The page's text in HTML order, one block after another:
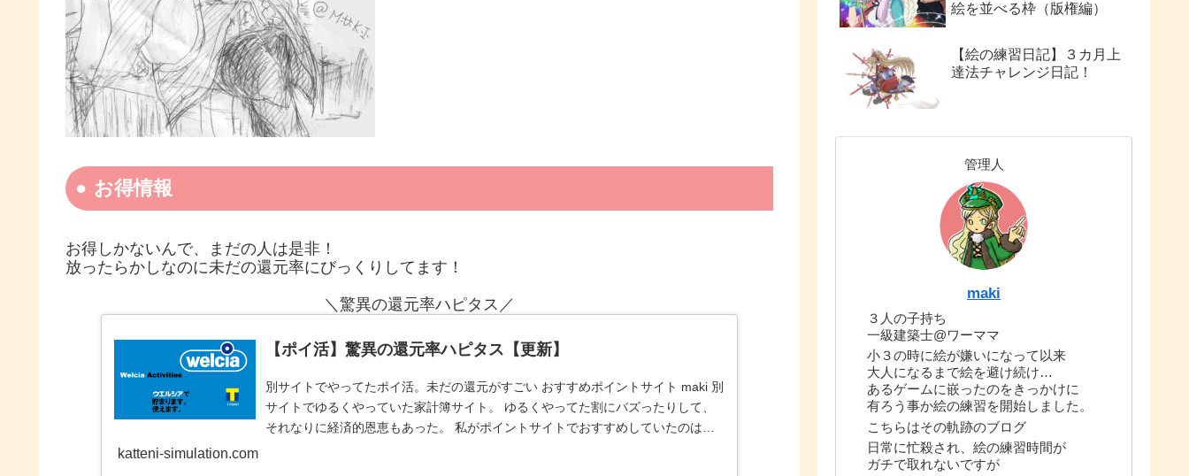
お得情報
お得しかないんで、まだの人は是非！
放ったらかしなのに未だの還元率にびっくりしてます！
＼驚異の還元率ハピタス／
【ポイ活】驚異の還元率ハピタス【更新】
別サイトでやってたポイ活。未だの還元がすごい おすすめポイントサイト maki 別
サイトでゆるくやっていた家計簿サイト。 ゆるくやってた割にバズったりして、
それなりに経済的恩恵もあった。 私がポイントサイトでおすすめしていたのは、
katteni-simulation.com
絵を並べる枠（版権編）
【絵の練習日記】３カ月上
達法チャレンジ日記！
管理人
maki
３人の子持ち
一級建築士@ワーママ
小３の時に絵が嫌いになって以来
大人になるまで絵を避け続け…
あるゲームに嵌ったのをきっかけに
有ろう事か絵の練習を開始しました。
こちらはその軌跡のブログ
日常に忙殺され、絵の練習時間が
ガチで取れないですが